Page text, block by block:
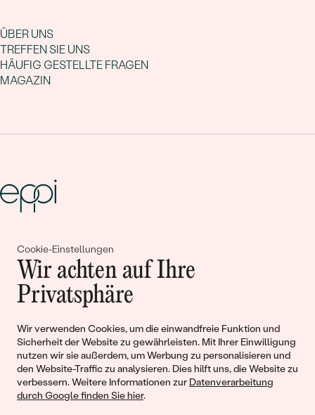
Cookie-Einstellungen
Wir achten auf Ihre
Privatsphäre
Wir verwenden Cookies, um die einwandfreie Funktion und
Sicherheit der Website zu gewährleisten. Mit Ihrer Einwilligung
nutzen wir sie außerdem, um Werbung zu personalisieren und
den Website-Traffic zu analysieren. Dies hilft uns, die Website zu
verbessern. Weitere Informationen zur Datenverarbeitung
durch Google finden Sie hier.
ÜBER UNS
TREFFEN SIE UNS
HÄUFIG GESTELLTE FRAGEN
MAGAZIN
Gemeinsam erschaffen wir
Geschichten von Schönheit und
Liebe
Begleiten Sie uns!